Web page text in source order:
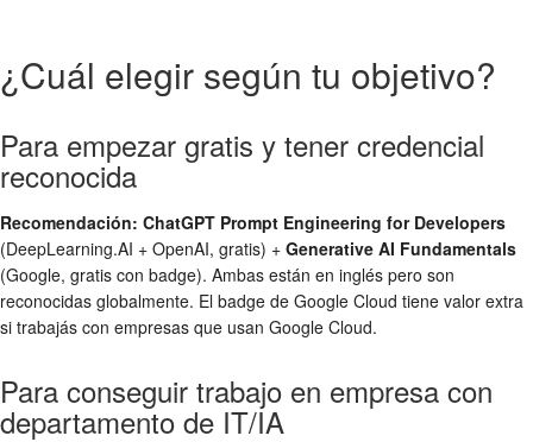
¿Cuál elegir según tu objetivo?
Para empezar gratis y tener credencial
reconocida
Recomendación: ChatGPT Prompt Engineering for Developers
(DeepLearning.AI + OpenAI, gratis) + Generative AI Fundamentals
(Google, gratis con badge). Ambas están en inglés pero son
reconocidas globalmente. El badge de Google Cloud tiene valor extra
si trabajás con empresas que usan Google Cloud.
Para conseguir trabajo en empresa con
departamento de IT/IA